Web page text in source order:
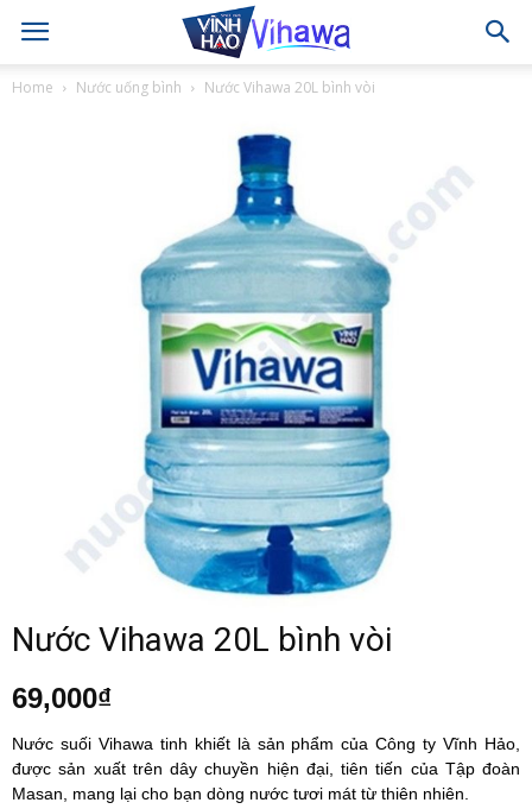
Home Nước uống bình Nước Vihawa 20L bình vòi
Nước Vihawa 20L bình vòi
69,000₫
Nước suối Vihawa tinh khiết là sản phẩm của Công ty Vĩnh Hảo,
được sản xuất trên dây chuyền hiện đại, tiên tiến của Tập đoàn
Masan, mang lại cho bạn dòng nước tươi mát từ thiên nhiên.